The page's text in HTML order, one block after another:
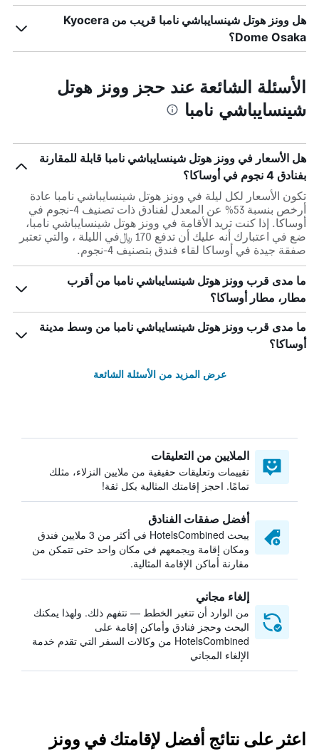
هل وونز هوتل شينسايباشي نامبا قريب من Kyocera
Dome Osaka؟
الأسئلة الشائعة عند حجز وونز هوتل
شينسايباشي نامبا
هل الأسعار في وونز هوتل شينسايباشي نامبا قابلة للمقارنة
بفنادق 4 نجوم في أوساكا؟
تكون الأسعار لكل ليلة في وونز هوتل شينسايباشي نامبا عادة
أرخص بنسبة 53% عن المعدل لفنادق ذات تصنيف 4-نجوم في
أوساكا. إذا كنت تريد الأقامة في وونز هوتل شينسايباشي نامبا،
ضع في اعتبارك أنه عليك أن تدفع 170 ﷼في الليلة ، والتي تعتبر
صفقة جيدة في أوساكا لقاء فندق بتصنيف 4-نجوم.
ما مدى قرب وونز هوتل شينسايباشي نامبا من أقرب
مطار، مطار أوساكا؟
ما مدى قرب وونز هوتل شينسايباشي نامبا من وسط مدينة
أوساكا؟
عرض المزيد من الأسئلة الشائعة
الملايين من التعليقات
تقييمات وتعليقات حقيقية من ملايين النزلاء، مثلك
تمامًا. احجز إقامتك المثالية بكل ثقة!
أفضل صفقات الفنادق
يبحث HotelsCombined في أكثر من 3 ملايين فندق
ومكان إقامة ويجمعهم في مكان واحد حتى تتمكن من
مقارنة أماكن الإقامة المثالية.
إلغاء مجاني
من الوارد أن تتغير الخطط — نتفهم ذلك. ولهذا يمكنك
البحث وحجز فنادق وأماكن إقامة على
HotelsCombined من وكالات السفر التي تقدم خدمة
الإلغاء المجاني
اعثر على نتائج أفضل لإقامتك في وونز